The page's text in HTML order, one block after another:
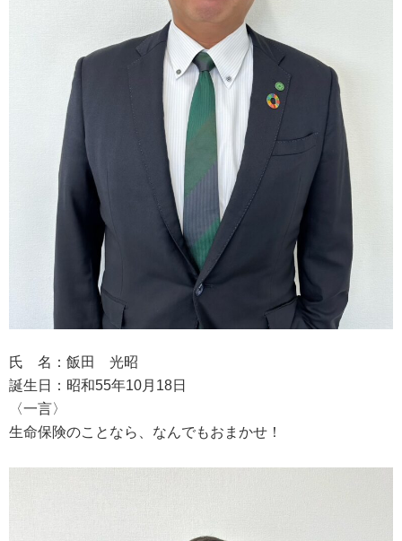
氏 名：飯田 光昭
誕生日：昭和55年10月18日
〈一言〉
生命保険のことなら、なんでもおまかせ！